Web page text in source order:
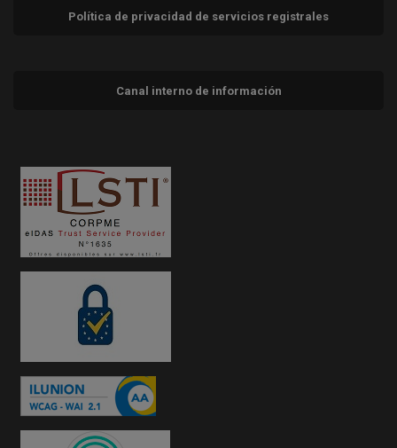
Política de privacidad de servicios registrales
Canal interno de información